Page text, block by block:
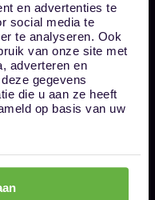
en advertenties te
social media te
te analyseren. Ook
van onze site met
adverteren en
gegevens
die u aan ze heeft
op basis van uw